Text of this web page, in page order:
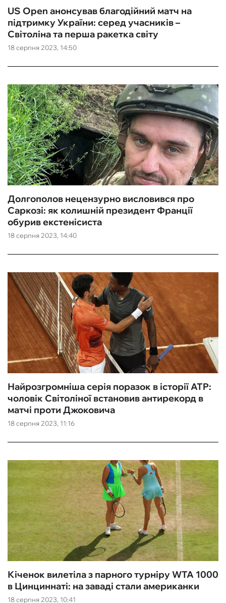
18 серпня 2023, 14:50
US Open анонсував благодійний матч на
підтримку України: серед учасників –
Світоліна та перша ракетка світу
18 серпня 2023, 14:40
Долгополов нецензурно висловився про
Саркозі: як колишній президент Франції
обурив екстенісиста
18 серпня 2023, 11:16
Найрозгромніша серія поразок в історії ATP:
чоловік Світоліної встановив антирекорд в
матчі проти Джоковича
18 серпня 2023, 10:41
Кіченок вилетіла з парного турніру WTA 1000
в Цинциннаті: на заваді стали американки